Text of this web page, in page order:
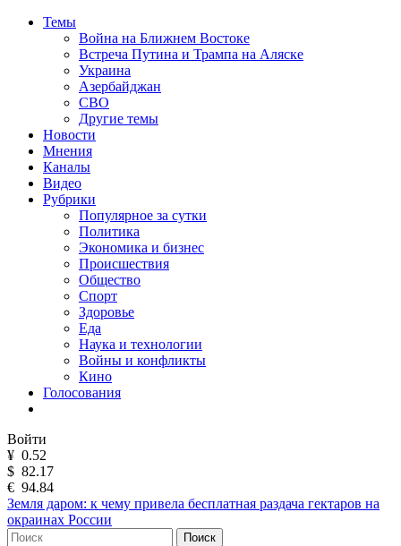
Темы
Война на Ближнем Востоке
Встреча Путина и Трампа на Аляске
Украина
Азербайджан
СВО
Другие темы
Новости
Мнения
Каналы
Видео
Рубрики
Популярное за сутки
Политика
Экономика и бизнес
Происшествия
Общество
Спорт
Здоровье
Еда
Наука и технологии
Войны и конфликты
Кино
Голосования
Войти
¥ 0.52
$ 82.17
€ 94.84
Земля даром: к чему привела бесплатная раздача гектаров на
окраинах России
Поиск